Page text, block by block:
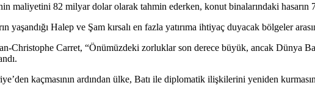
maliyetini 82 milyar dolar olarak tahmin ederken, konut binalarındaki hasarın
yaşandığı Halep ve Şam kırsalı en fazla yatırıma ihtiyaç duyacak bölgeler
Christophe Carret, “Önümüzdeki zorluklar son derece büyük, ancak Dünya
kaçmasının ardından ülke, Batı ile diplomatik ilişkilerini yeniden